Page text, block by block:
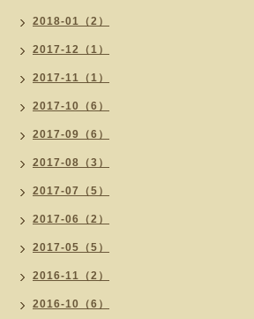
2018-01（2）
2017-12（1）
2017-11（1）
2017-10（6）
2017-09（6）
2017-08（3）
2017-07（5）
2017-06（2）
2017-05（5）
2016-11（2）
2016-10（6）